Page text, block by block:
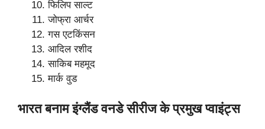
फिलिप साल्ट
जोफ्रा आर्चर
गस एटकिंसन
आदिल रशीद
साकिब महमूद
मार्क वुड
भारत बनाम इंग्लैंड वनडे सीरीज के प्रमुख प्वाइंट्स